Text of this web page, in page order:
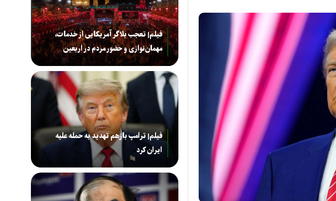
فیلم| تعجب بلاگر آمریکایی از خدمات،
مهمان‌نوازی و حضور مردم در اربعین
فیلم| ترامپ بازهم تهدید به حمله علیه
ایران کرد